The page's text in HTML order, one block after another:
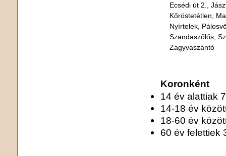
Ecsédi út 2.,
Kőröstetétlen,
Nyírtelek,
Szandaszőlős,
Zagyvaszántó
Koronként
14 év alattiak
14-18 év
18-60 év
60 év felettiek